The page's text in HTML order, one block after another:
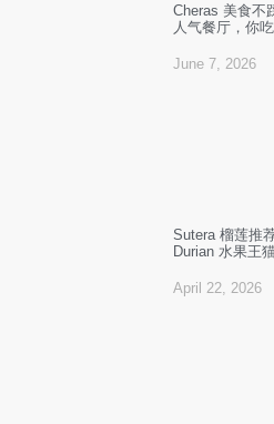
Cheras 美食不
人气餐厅，你
June 7, 2026
Sutera 榴莲推
Durian 水果王
April 22, 2026